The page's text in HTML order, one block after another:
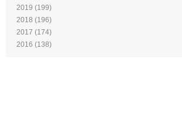
2019 (199)
2018 (196)
2017 (174)
2016 (138)